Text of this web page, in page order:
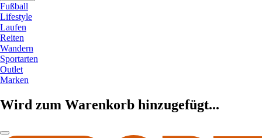
Fußball
Lifestyle
Laufen
Reiten
Wandern
Sportarten
Outlet
Marken
Wird zum Warenkorb hinzugefügt...